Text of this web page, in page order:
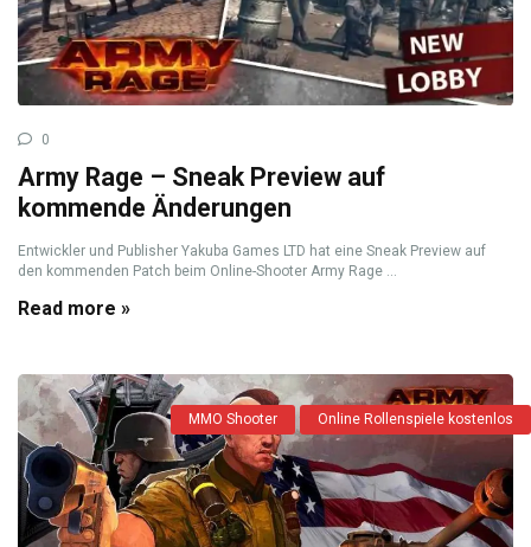
0
Army Rage – Sneak Preview auf
kommende Änderungen
Entwickler und Publisher Yakuba Games LTD hat eine Sneak Preview auf
den kommenden Patch beim Online-Shooter Army Rage ...
Read more »
MMO Shooter Online Rollenspiele kostenlos